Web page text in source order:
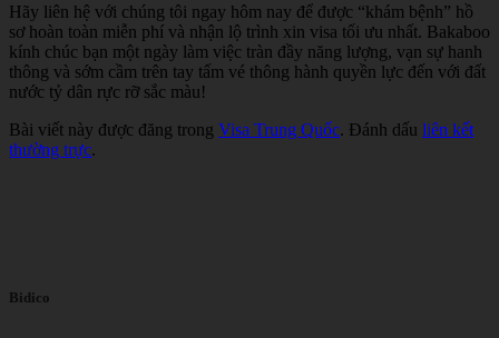
Hãy liên hệ với chúng tôi ngay hôm nay để được “khám bệnh” hồ
sơ hoàn toàn miễn phí và nhận lộ trình xin visa tối ưu nhất. Bakaboo
kính chúc bạn một ngày làm việc tràn đầy năng lượng, vạn sự hanh
thông và sớm cầm trên tay tấm vé thông hành quyền lực đến với đất
nước tỷ dân rực rỡ sắc màu!
Bài viết này được đăng trong Visa Trung Quốc. Đánh dấu liên kết
thường trực.
Bidico